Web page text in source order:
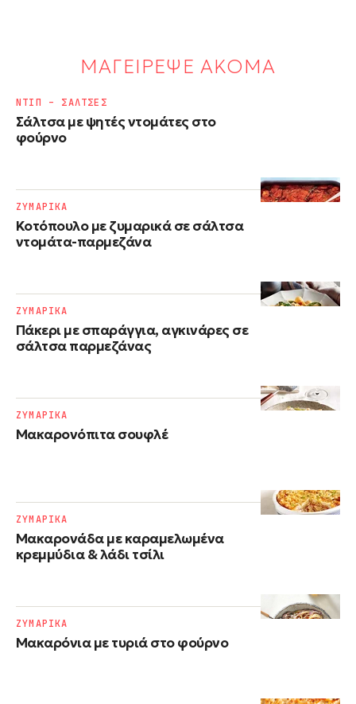
ΜΑΓΕΙΡΕΨΕ ΑΚΟΜΑ
Σάλτσα με ψητές ντομάτες στο
φούρνο
ΝΤΙΠ – ΣΑΛΤΣΕΣ
Κοτόπουλο με ζυμαρικά σε σάλτσα
ντομάτα-παρμεζάνα
ΖΥΜΑΡΙΚΑ
Πάκερι με σπαράγγια, αγκινάρες σε
σάλτσα παρμεζάνας
ΖΥΜΑΡΙΚΑ
Μακαρονόπιτα σουφλέ
ΖΥΜΑΡΙΚΑ
Μακαρονάδα με καραμελωμένα
κρεμμύδια & λάδι τσίλι
ΖΥΜΑΡΙΚΑ
Μακαρόνια με τυριά στο φούρνο
ΖΥΜΑΡΙΚΑ